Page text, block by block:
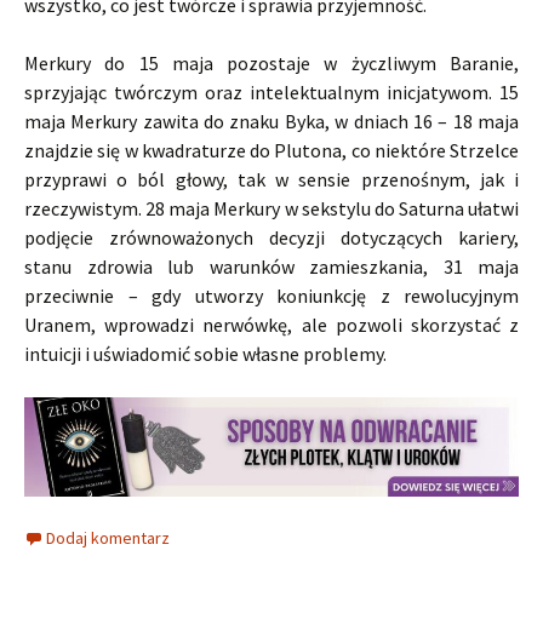
wszystko, co jest twórcze i sprawia przyjemność.
Merkury do 15 maja pozostaje w życzliwym Baranie,
sprzyjając twórczym oraz intelektualnym inicjatywom. 15
maja Merkury zawita do znaku Byka, w dniach 16 – 18 maja
znajdzie się w kwadraturze do Plutona, co niektóre Strzelce
przyprawi o ból głowy, tak w sensie przenośnym, jak i
rzeczywistym. 28 maja Merkury w sekstylu do Saturna ułatwi
podjęcie zrównoważonych decyzji dotyczących kariery,
stanu zdrowia lub warunków zamieszkania, 31 maja
przeciwnie – gdy utworzy koniunkcję z rewolucyjnym
Uranem, wprowadzi nerwówkę, ale pozwoli skorzystać z
intuicji i uświadomić sobie własne problemy.
Dodaj komentarz